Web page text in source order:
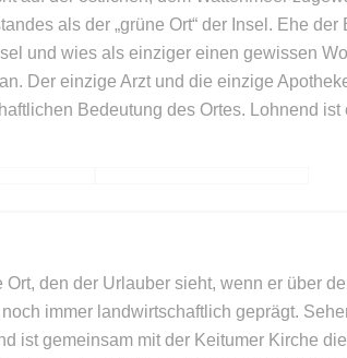
als der „grüne Ort“ der Insel. Ehe
und wies als einziger einen gewissen
Der einzige Arzt und die einzige
Bedeutung des Ortes. Lohnend
den der Urlauber sieht, wenn er über
immer landwirtschaftlich geprägt.
ist gemeinsam mit der Keitumer Kirche